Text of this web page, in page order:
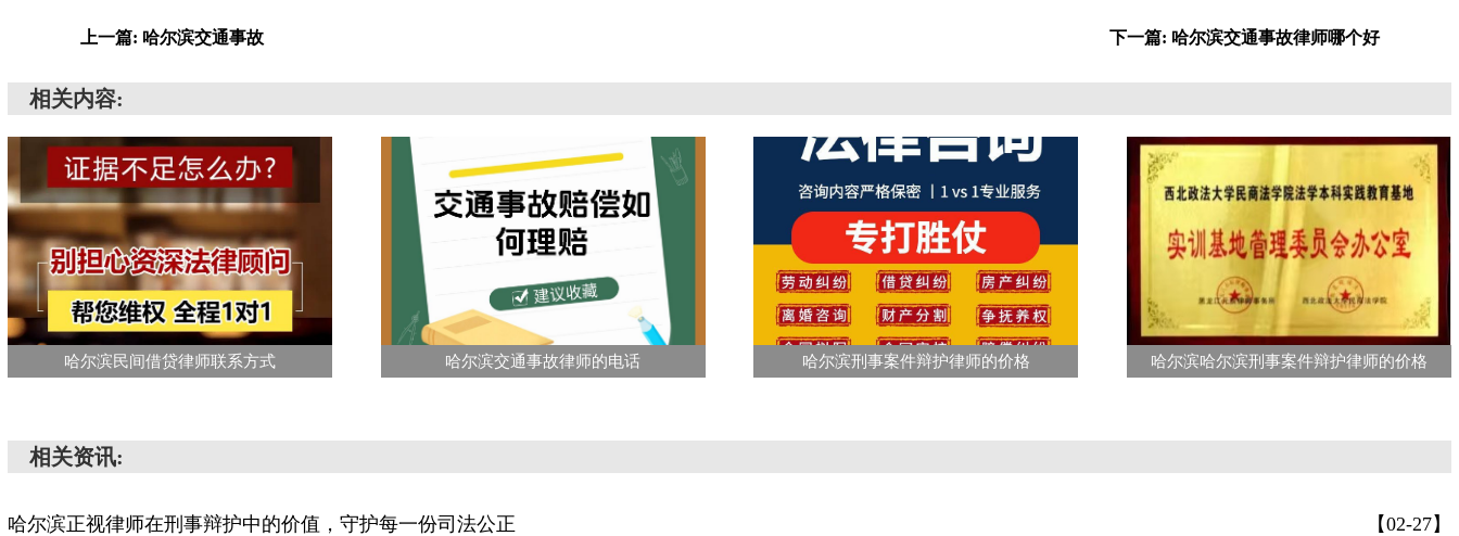
上一篇: 哈尔滨交通事故 下一篇: 哈尔滨交通事故律师哪个好
相关内容:
哈尔滨民间借贷律师联系方式 哈尔滨交通事故律师的电话 哈尔滨刑事案件辩护律师的价格 哈尔滨哈尔滨刑事案件辩护律师的价格
相关资讯:
哈尔滨正视律师在刑事辩护中的价值，守护每一份司法公正 【02-27】